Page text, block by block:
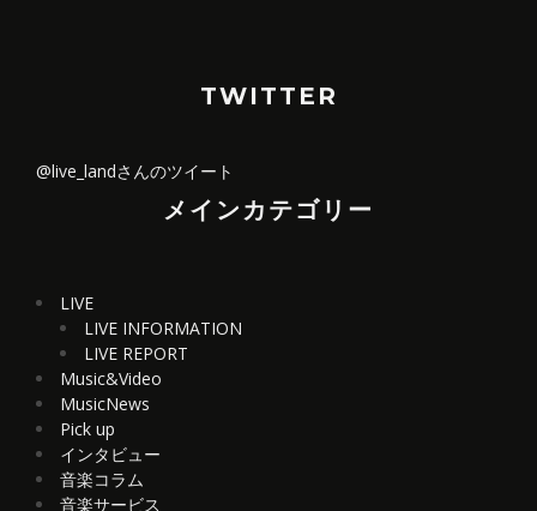
TWITTER
@live_landさんのツイート
メインカテゴリー
LIVE
LIVE INFORMATION
LIVE REPORT
Music&Video
MusicNews
Pick up
インタビュー
音楽コラム
音楽サービス